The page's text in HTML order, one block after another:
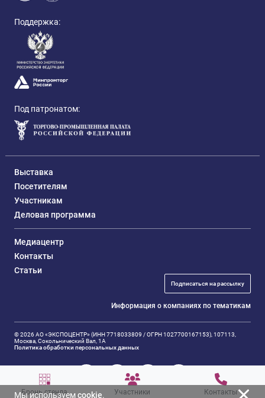
Поддержка:
Под патронатом:
Выставка
Посетителям
Участникам
Деловая программа
Медиацентр
Контакты
Статьи
Подписаться на рассылку
Информация о компаниях по тематикам
© 2026 АО «ЭКСПОЦЕНТР» (ИНН 7718033809 / ОГРН 1027700167153), 107113,
Москва, Сокольнический Вал, 1А
Политика обработки персональных данных
Бронь стенда Участники Контакты
Мы используемcookie.